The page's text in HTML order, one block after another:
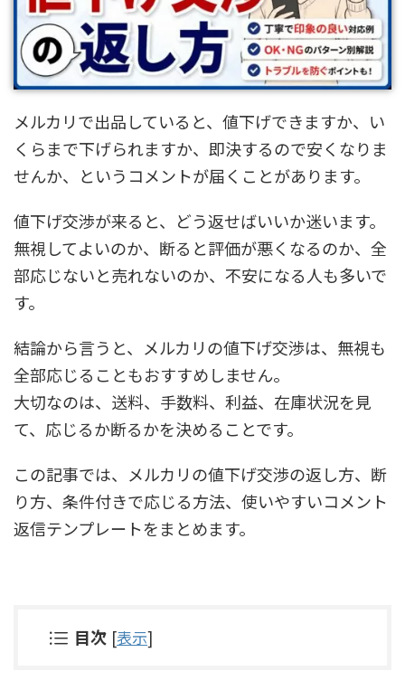
メルカリで出品していると、値下げできますか、い
くらまで下げられますか、即決するので安くなりま
せんか、というコメントが届くことがあります。
値下げ交渉が来ると、どう返せばいいか迷います。
無視してよいのか、断ると評価が悪くなるのか、全
部応じないと売れないのか、不安になる人も多いで
す。
結論から言うと、メルカリの値下げ交渉は、無視も
全部応じることもおすすめしません。
大切なのは、送料、手数料、利益、在庫状況を見
て、応じるか断るかを決めることです。
この記事では、メルカリの値下げ交渉の返し方、断
り方、条件付きで応じる方法、使いやすいコメント
返信テンプレートをまとめます。
目次 [表示]